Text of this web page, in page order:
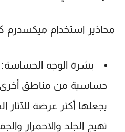
محاذير استخدام ميكسدرم
بشرة الوجه الحساسة:
حساسية من مناطق
يجعلها أكثر عرضة للآثار
تهيج الجلد والاحمرار